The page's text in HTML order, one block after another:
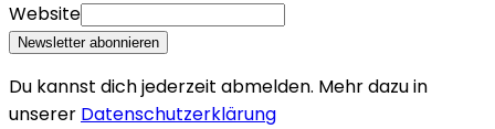
Website
Newsletter abonnieren
Du kannst dich jederzeit abmelden. Mehr dazu in
unserer Datenschutzerklärung